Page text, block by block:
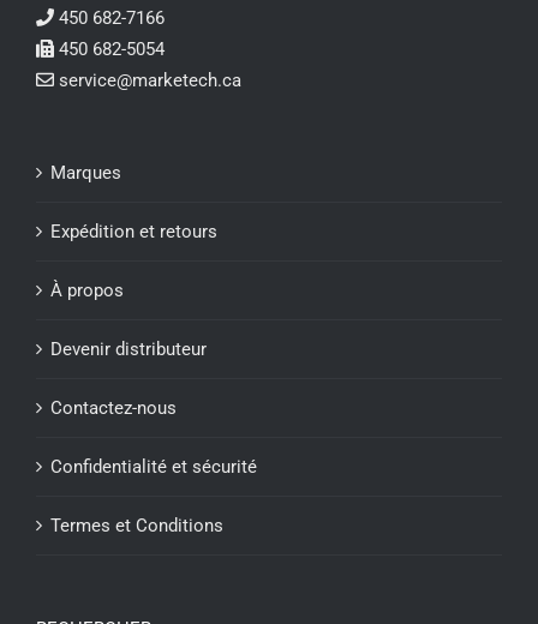
450 682-7166
450 682-5054
service@marketech.ca
Marques
Expédition et retours
À propos
Devenir distributeur
Contactez-nous
Confidentialité et sécurité
Termes et Conditions